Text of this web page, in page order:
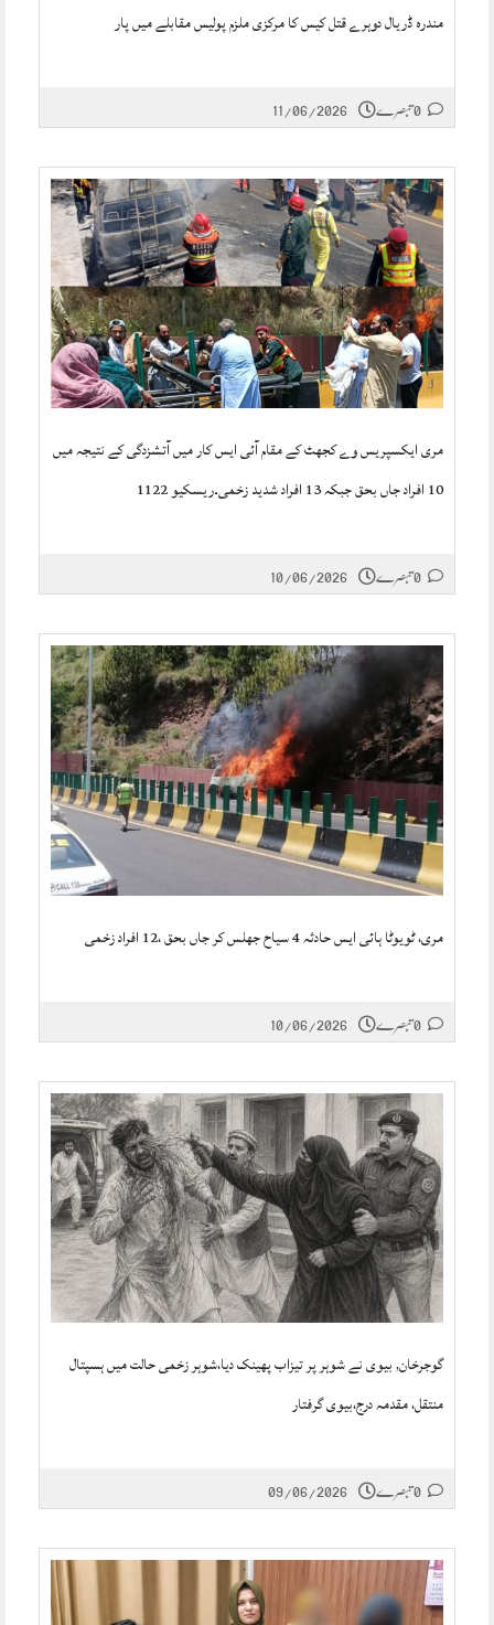
مندرہ ڈریال دوہرے قتل کیس کا مرکزی ملزم پولیس مقابلے میں پار
11/06/2026
مری ایکسپریس وے کجھٹ کے مقام آئی ایس کار میں آتشزدگی کے نتیجہ میں
10 افراد جاں بحق جبکہ 13 افراد شدید زخمی۔ریسکیو 1122
10/06/2026
مری، ٹویوٹا ہائی ایس حادثہ 4 سیاح جھلس کر جاں بحق ،12 افراد زخمی
10/06/2026
گوجرخان, بیوی نے شوہر پر تیزاب پھینک دیا،شوہر زخمی حالت میں ہسپتال
منتقل، مقدمہ درج،بیوی گرفتار
09/06/2026